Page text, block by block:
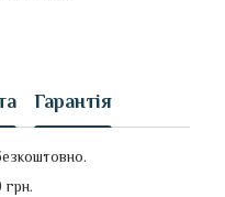
Гарантія
грн.